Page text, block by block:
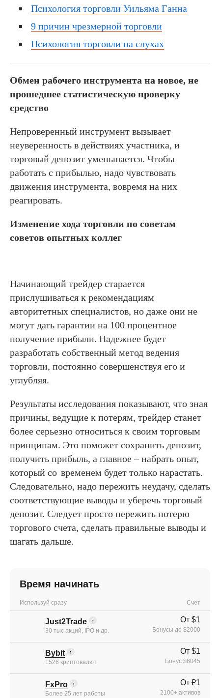
Психология торговли Уильяма Ганна
9 причин чрезмерной торговли
Психология торговли на слухах
Обмен рабочего инструмента на новое, не
прошедшее статистическую проверку
средство
Непроверенный инструмент вызывает
неуверенность в действиях участника, и
торговый депозит уменьшается. Чтобы
работать с прибылью, надо чувствовать
движения инструмента, вовремя на них
реагировать.
Изменение хода торговли по советам
советов опытных коллег
Начинающий трейдер старается
прислушиваться к рекомендациям
авторитетных специалистов, но даже они не
могут дать гарантии на 100 процентное
получение прибыли. Надежнее будет
разработать собственный метод ведения
торговли, постоянно совершенствуя его и
углубляя.
Результаты исследования показывают, что зная
причины, ведущие к потерям, трейдер станет
более серьезно относиться к своим торговым
принципам. Это поможет сохранить депозит,
получить прибыль, а главное – набрать опыт,
который со временем будет только нарастать.
Следовательно, надо пережить неудачу, сделать
соответствующие выводы и уберечь торговый
депозит. Следует просто пережить потерю
торгового счета, сделать правильные выводы и
шагать дальше.
Время начинать
Используй сразу Счет
Just2Trade
30 тыс акций, IPO и др.
От $1
Бонусы до $2000
Bybit
1526 криптовалют
От $1
Бонус $6045
FxPro
Более 25 лет работы
От ₽1
2100+ активов